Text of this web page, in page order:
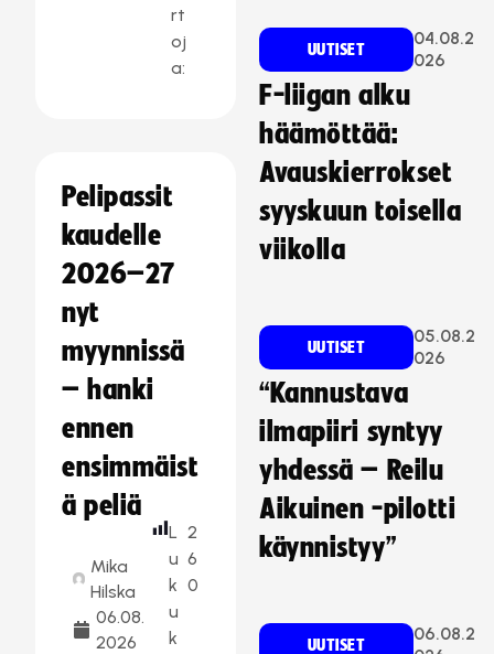
rt
oj
a:
Pelipassit
kaudelle
2026–27
nyt
myynnissä
– hanki
ennen
ensimmäist
ä peliä
Mika
Hilska
06.08.
2026
L
u
k
u
k
2
6
0
UUTISET
04.08.2
026
F-liigan alku
häämöttää:
Avauskierrokset
syyskuun toisella
viikolla
UUTISET
05.08.2
026
“Kannustava
ilmapiiri syntyy
yhdessä – Reilu
Aikuinen -pilotti
käynnistyy”
UUTISET
06.08.2